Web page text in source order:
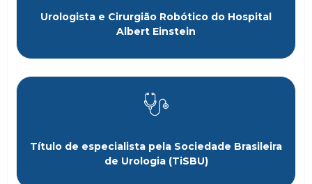
Urologista e Cirurgião Robótico do Hospital
Albert Einstein
Título de especialista pela Sociedade Brasileira
de Urologia (TiSBU)